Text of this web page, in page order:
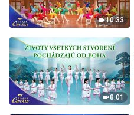
10:33
8:01